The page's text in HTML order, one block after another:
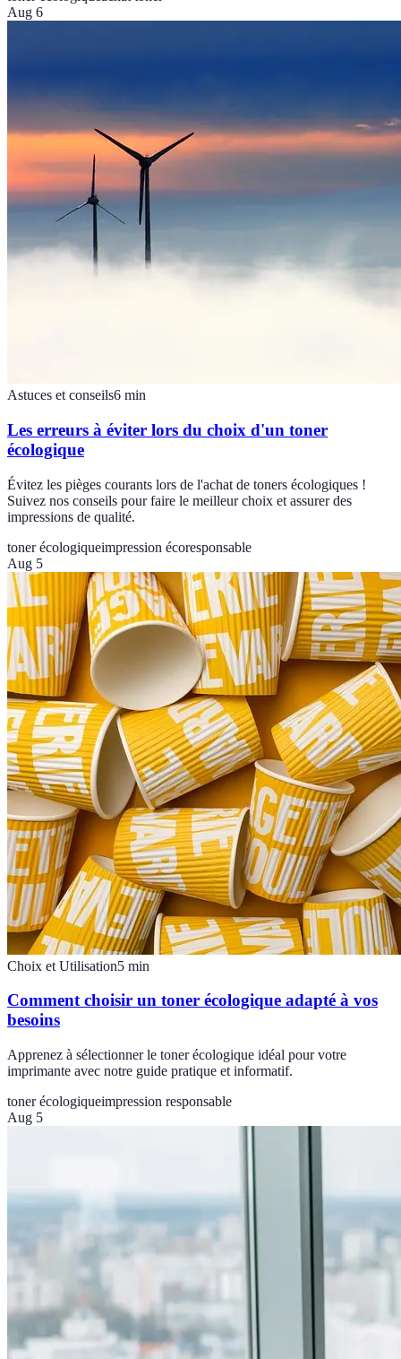
Aug 6
Astuces et conseils6 min
Les erreurs à éviter lors du choix d'un toner
écologique
Évitez les pièges courants lors de l'achat de toners écologiques !
Suivez nos conseils pour faire le meilleur choix et assurer des
impressions de qualité.
toner écologiqueimpression écoresponsable
Aug 5
Choix et Utilisation5 min
Comment choisir un toner écologique adapté à vos
besoins
Apprenez à sélectionner le toner écologique idéal pour votre
imprimante avec notre guide pratique et informatif.
toner écologiqueimpression responsable
Aug 5